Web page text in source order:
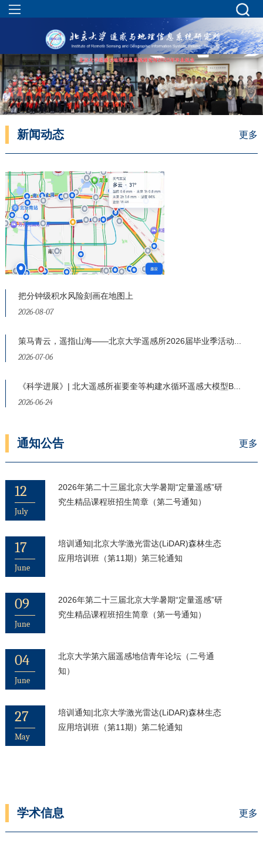
新闻动态 更多
把分钟级积水风险刻画在地图上
2026-08-07
策马青云，遥指山海——北京大学遥感所2026届毕业季活动...
2026-07-06
《科学进展》| 北大遥感所崔要奎等构建水循环遥感大模型B...
2026-06-24
通知公告 更多
12
July
2026年第二十三届北京大学暑期“定量遥感”研
究生精品课程班招生简章（第二号通知）
17
June
培训通知|北京大学激光雷达(LiDAR)森林生态
应用培训班（第11期）第三轮通知
09
June
2026年第二十三届北京大学暑期“定量遥感”研
究生精品课程班招生简章（第一号通知）
04
June
北京大学第六届遥感地信青年论坛（二号通
知）
27
May
培训通知|北京大学激光雷达(LiDAR)森林生态
应用培训班（第11期）第二轮通知
学术信息 更多